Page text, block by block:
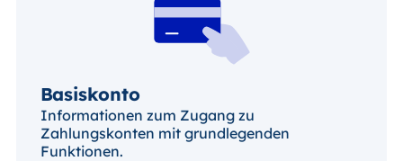
Basiskonto
Informationen zum Zugang zu
Zahlungskonten mit grundlegenden
Funktionen.